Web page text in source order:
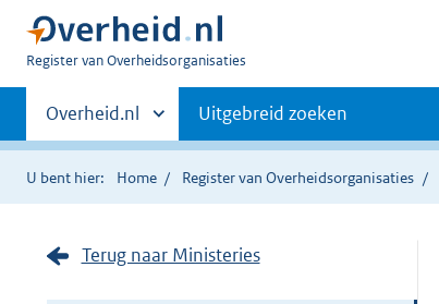
U
Register van Overheidsorganisaties
Primaire
navigatie
Andere
sites
binnen
Overheid.nl Uitgebreid zoeken
U bent hier: Home Register van Overheidsorganisaties
Terug naar Ministeries